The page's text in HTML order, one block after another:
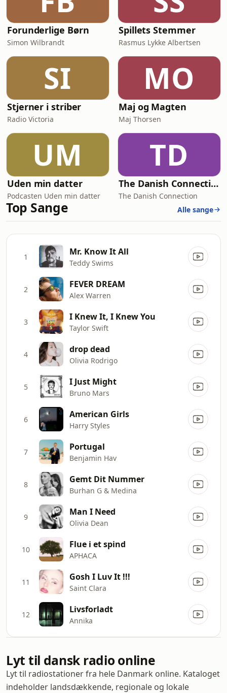
Forunderlige Børn
Simon Wilbrandt
Spillets Stemmer
Rasmus Lykke Albertsen
SI
Stjerner i striber
Radio Victoria
MO
Maj og Magten
Maj Thorsen
UM
Uden min datter
Podcasten Uden min datter
TD
The Danish Connection
The Danish Connection
Top Sange Alle sange
1 Mr. Know It All
Teddy Swims
2 FEVER DREAM
Alex Warren
3 I Knew It, I Knew You
Taylor Swift
4 drop dead
Olivia Rodrigo
5 I Just Might
Bruno Mars
6 American Girls
Harry Styles
7 Portugal
Benjamin Hav
8 Gemt Dit Nummer
Burhan G & Medina
9 Man I Need
Olivia Dean
10 Flue i et spind
APHACA
11 Gosh I Luv It !!!
Saint Clara
12 Livsforladt
Annika
Lyt til dansk radio online
Lyt til radiostationer fra hele Danmark online. Kataloget
indeholder landsdækkende, regionale og lokale